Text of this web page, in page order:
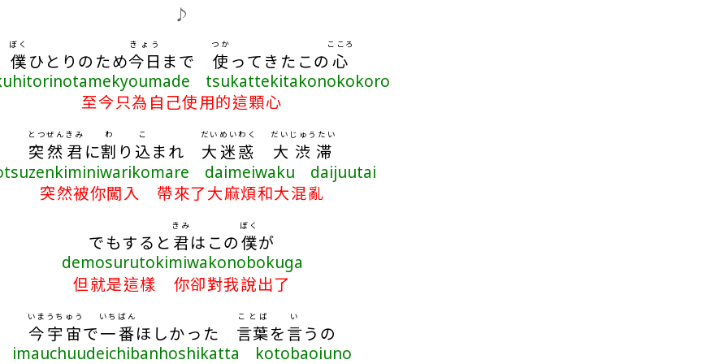
♪
僕
ぼく
ひとりのため今日
きょう
まで 使
つか
ってきたこの 心
こころ
tsukattekitakonokokoro
至今只為自己使用的這顆心
突然
とつぜん
君
きみ
に割
わ
り 込
こ
まれ 大迷惑
だいめいわく
大渋滞
だいじゅうたい
daimeiwaku daijuutai
突然被你闖入 帶來了大麻煩和大混亂
でもすると 君
きみ
はこの僕
ぼく
が
demosurutokimiwakonobokuga
但就是這樣 你卻對我說出了
今
いま
宇宙
うちゅう
で一番
いちばん
ほしかった 言葉
ことば
を言
い
うの
imauchuudeichibanhoshikatta kotobaoiuno